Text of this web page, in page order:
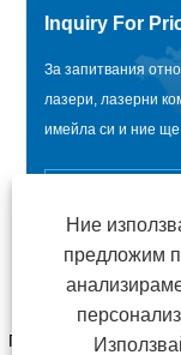
Inquiry For
За запитвания
лазери, лазерни
имейла си и ние ще
АВТОРСКО
ПРОИЗВОДИТЕЛИ
Ние
предложим